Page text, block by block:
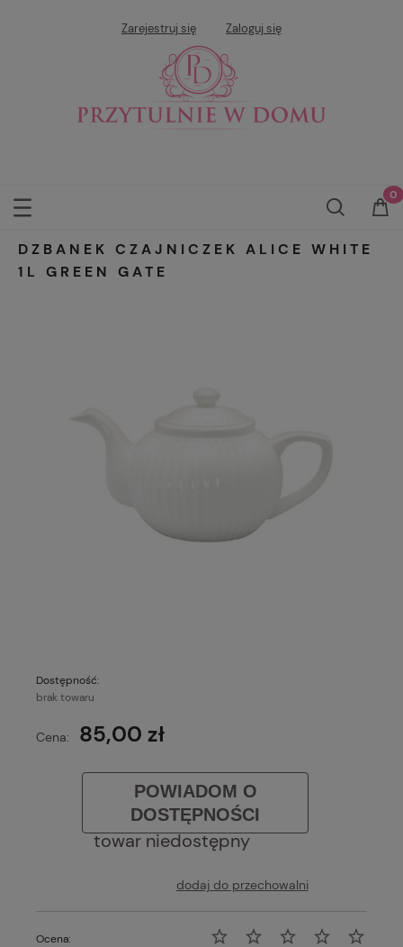
Zarejestruj się Zaloguj się
DZBANEK CZAJNICZEK ALICE WHITE
1L GREEN GATE
Dostępność:
brak towaru
Cena: 85,00 zł
POWIADOM O
DOSTĘPNOŚCI
towar niedostępny
dodaj do przechowalni
Ocena: